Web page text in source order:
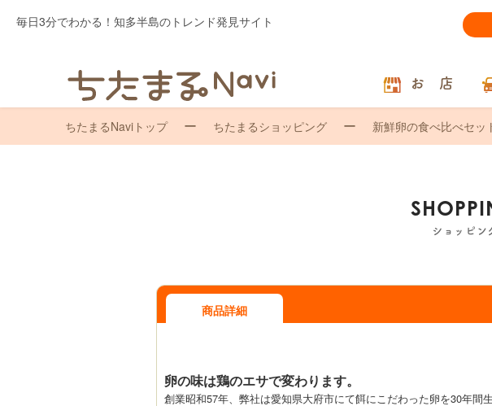
毎日3分でわかる！知多半島のトレンド発見サイト
お 店
ちたまるNaviトップ ちたまるショッピング 新鮮卵の食べ比べセ
ショッピン
商品詳細
卵の味は鶏のエサで変わります。
創業昭和57年、弊社は愛知県大府市にて餌にこだわった卵を30年間